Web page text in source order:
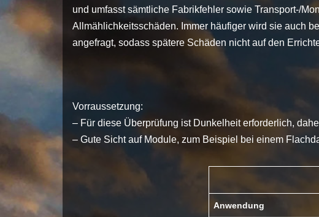
und umfasst sämtliche Fabrikfehler sowie Transport-/
Allmählichkeitsschäden. Immer häufiger wird sie auch
angefragt, sodass spätere Schäden nicht auf den
Vorraussetzung:
– Für diese Überprüfung ist Dunkelheit erforderlich,
– Gute Sicht auf Module, zum Beispiel bei einem
Anwendung